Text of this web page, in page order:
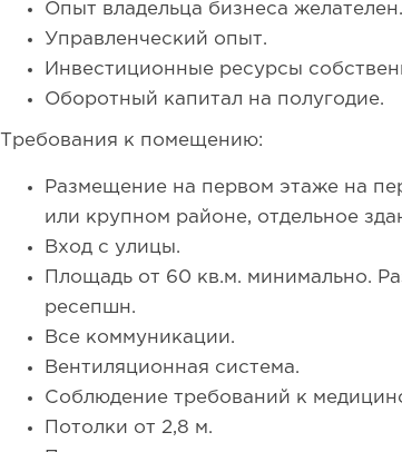
111
Франшиза кафе: рейтинг лучших франшиз
Опыт владельца бизнеса желателен.
Управленческий опыт.
Инвестиционные ресурсы
Оборотный капитал на полугодие.
Требования к помещению:
Размещение на первом этаже на
или крупном районе, отдельное
Вход с улицы.
Площадь от 60 кв.м. минимально.
ресепшн.
Все коммуникации.
Вентиляционная система.
Соблюдение требований к
Потолки от 2,8 м.